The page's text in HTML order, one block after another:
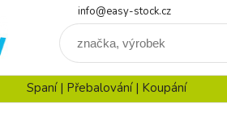
info@easy-stock.cz
Spaní | Přebalování | Koupání